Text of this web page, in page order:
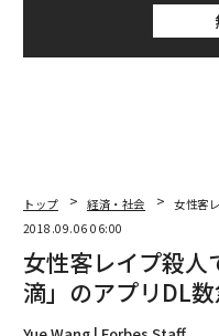
トップ 経済・社会
女性客
2018.09.06 06:00
女性客レイプ殺人
滴」のアプリDL